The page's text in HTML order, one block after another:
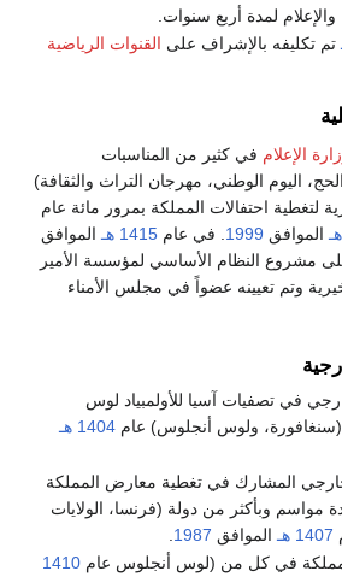
لمدة أربع سنوات.
بالإشراف علىالقنوات الرياضية
في كثير من المناسبات
الوطني، مهرجان التراث والثقافة)
احتفالات المملكة بمرور مائة عام
1999. في عام 1415 هـ
الموافق
النظام الأساسي لمؤسسة الأمير
وتم تعيينه عضواً في مجلس الأمناء
في تصفيات آسيا للأولمبياد لوس
ولوس أنجلوس) عام 1404 هـ
المشارك في تغطية معارض المملكة
وبأكثر من دولة (فرنسا، الولايات
هـ الموافق1987
.
في كل من (لوس أنجلوس عام 1410